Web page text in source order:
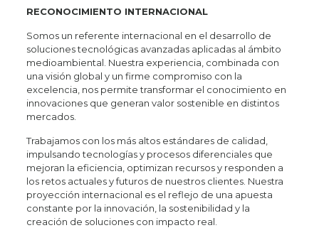
RECONOCIMIENTO INTERNACIONAL
Somos un referente internacional en el desarrollo de
soluciones tecnológicas avanzadas aplicadas al ámbito
medioambiental. Nuestra experiencia, combinada con
una visión global y un firme compromiso con la
excelencia, nos permite transformar el conocimiento en
innovaciones que generan valor sostenible en distintos
mercados.
Trabajamos con los más altos estándares de calidad,
impulsando tecnologías y procesos diferenciales que
mejoran la eficiencia, optimizan recursos y responden a
los retos actuales y futuros de nuestros clientes. Nuestra
proyección internacional es el reflejo de una apuesta
constante por la innovación, la sostenibilidad y la
creación de soluciones con impacto real.